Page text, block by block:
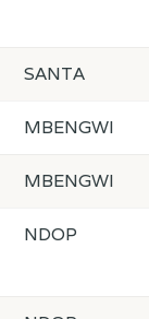
SANTA
MBENGWI
MBENGWI
NDOP